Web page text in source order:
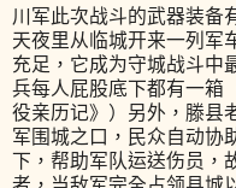
川军此次战斗的武器装备
天夜里从临城开来一列军
充足，它成为守城战斗中
兵每人屁股底下都有一箱
役亲历记》）另外，滕县
军围城之口，民众自动协
下，帮助军队运送伤员，